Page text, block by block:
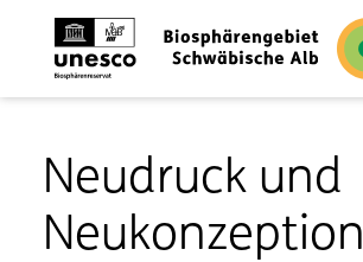
Neudruck und
Neukonzeption